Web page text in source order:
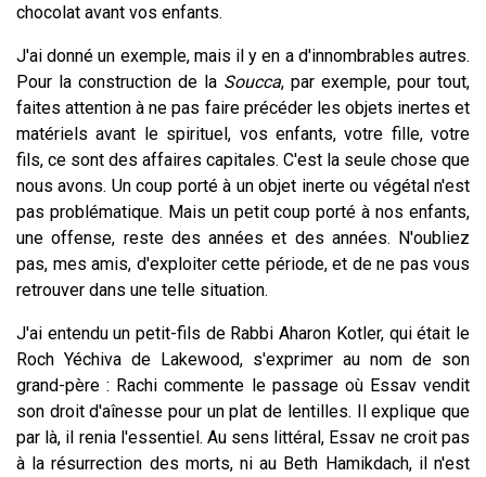
chocolat avant vos enfants.
J'ai donné un exemple, mais il y en a d'innombrables autres.
Pour la construction de la Soucca, par exemple, pour tout,
faites attention à ne pas faire précéder les objets inertes et
matériels avant le spirituel, vos enfants, votre fille, votre
fils, ce sont des affaires capitales. C'est la seule chose que
nous avons. Un coup porté à un objet inerte ou végétal n'est
pas problématique. Mais un petit coup porté à nos enfants,
une offense, reste des années et des années. N'oubliez
pas, mes amis, d'exploiter cette période, et de ne pas vous
retrouver dans une telle situation.
J'ai entendu un petit-fils de Rabbi Aharon Kotler, qui était le
Roch Yéchiva de Lakewood, s'exprimer au nom de son
grand-père : Rachi commente le passage où Essav vendit
son droit d'aînesse pour un plat de lentilles. Il explique que
par là, il renia l'essentiel. Au sens littéral, Essav ne croit pas
à la résurrection des morts, ni au Beth Hamikdach, il n'est